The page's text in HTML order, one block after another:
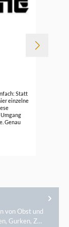
Statt
einzelne
Genau
von Obst und
Gurken, Z…